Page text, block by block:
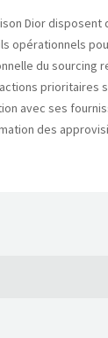
Dior disposent
opérationnels
du sourcing
prioritaires
avec ses
des